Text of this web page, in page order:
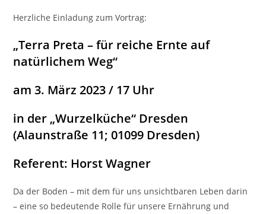
Herzliche Einladung zum Vortrag:
„Terra Preta – für reiche Ernte auf
natürlichem Weg“
am 3. März 2023 / 17 Uhr
in der „Wurzelküche“ Dresden
(Alaunstraße 11; 01099 Dresden)
Referent: Horst Wagner
Da der Boden – mit dem für uns unsichtbaren Leben darin
– eine so bedeutende Rolle für unsere Ernährung und